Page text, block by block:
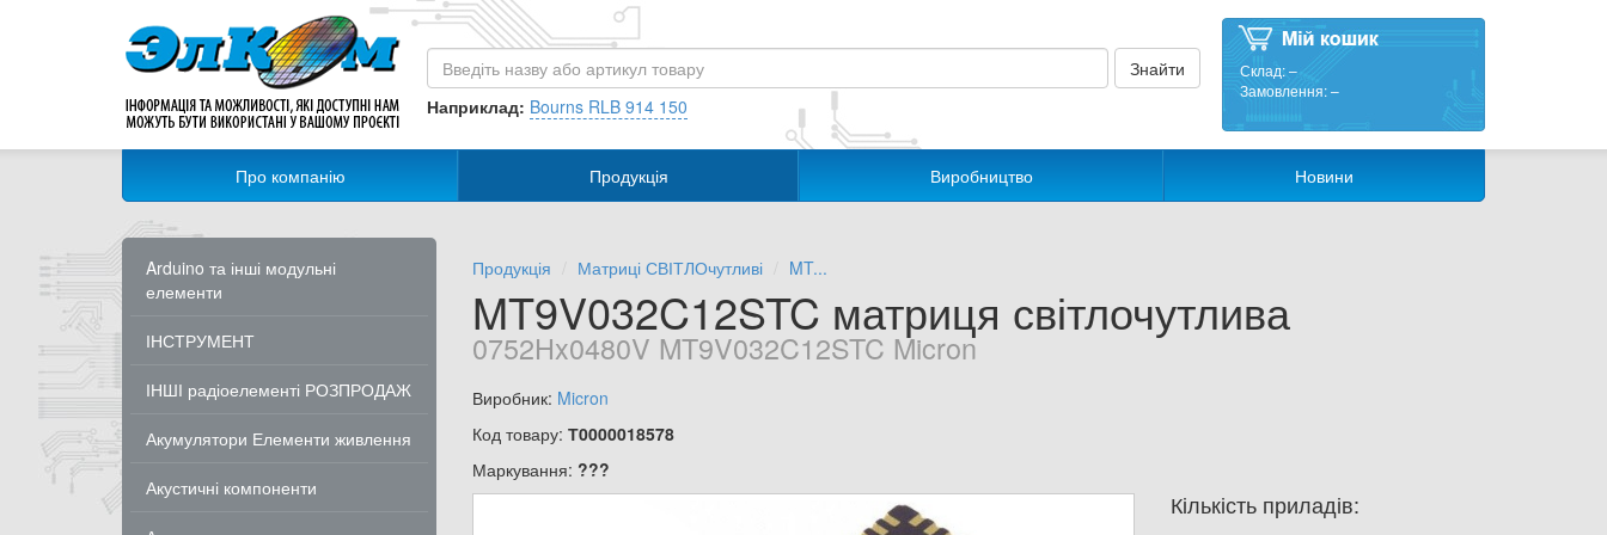
Наприклад: Bourns RLB 914 150
Склад:–
Замовлення:–
Про компанію Продукція Виробництво Новини
Arduino та інші модульні
елементи
ІНСТРУМЕНТ
ІНШІ радіоелементі РОЗПРОДАЖ
Акумулятори Елементи живлення
Акустичні компоненти
Продукція Матриці СВІТЛОчутливі MT...
MT9V032C12STC матриця світлочутлива
0752Hx0480V MT9V032C12STC Micron
Виробник: Micron
Код товару: Т0000018578
Маркування: ???
Кількість приладів: